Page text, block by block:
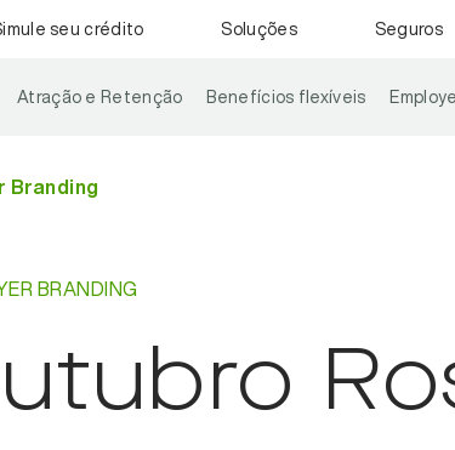
seu crédito Soluções Seguros
Atração e Retenção Benefícios flexíveis
Branding
BRANDING